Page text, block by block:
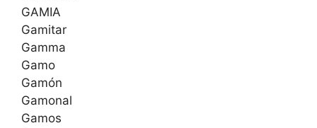
GAMIA
Gamitar
Gamma
Gamo
Gamón
Gamonal
Gamos